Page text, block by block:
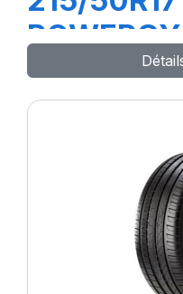
POWERGY